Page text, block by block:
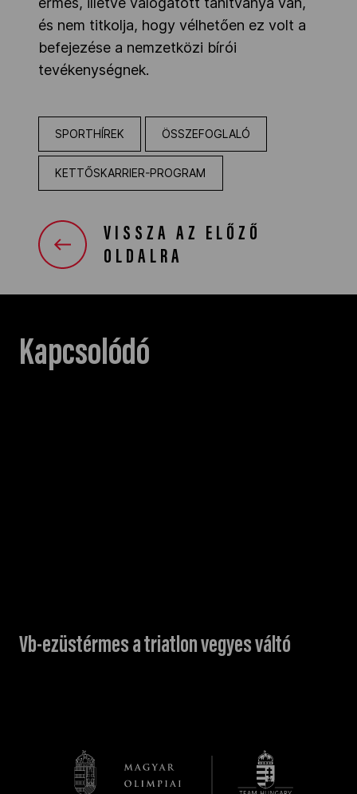
és nem titkolja, hogy vélhetően ez volt a
befejezése a nemzetközi bírói
tevékenységnek.
SPORTHÍREK ÖSSZEFOGLALÓ
KETTŐSKARRIER-PROGRAM
VISSZA AZ ELŐZŐ
OLDALRA
Kapcsolódó
Vb-ezüstérmes a triatlon vegyes váltó